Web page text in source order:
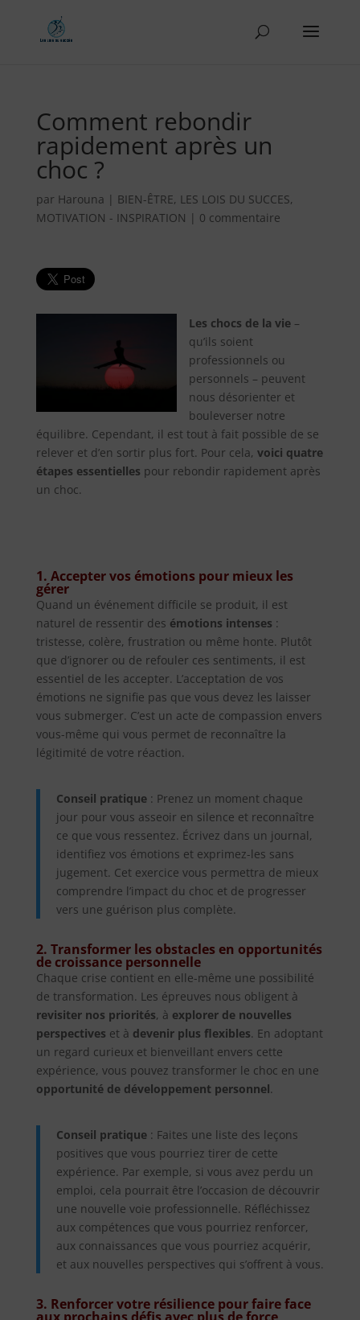
Comment rebondir
rapidement après un
choc ?
par Harouna | BIEN-ÊTRE, LES LOIS DU SUCCES,
MOTIVATION - INSPIRATION | 0 commentaire
Les chocs de la vie–
qu’ils soient
professionnels ou
personnels – peuvent
nous désorienter et
bouleverser notre
équilibre. Cependant, il est tout à fait possible de se
relever et d’en sortir plus fort. Pour cela, voici quatre
étapes essentielles pour rebondir rapidement après
un choc.
1. Accepter vos émotions pour mieux les
gérer
Quand un événement difficile se produit, il est
naturel de ressentir des émotions intenses :
tristesse, colère, frustration ou même honte. Plutôt
que d’ignorer ou de refouler ces sentiments, il est
essentiel de les accepter. L’acceptation de vos
émotions ne signifie pas que vous devez les laisser
vous submerger. C’est un acte de compassion envers
vous-même qui vous permet de reconnaître la
légitimité de votre réaction.
Conseil pratique: Prenez un moment chaque
jour pour vous asseoir en silence et reconnaître
ce que vous ressentez. Écrivez dans un journal,
identifiez vos émotions et exprimez-les sans
jugement. Cet exercice vous permettra de mieux
comprendre l’impact du choc et de progresser
vers une guérison plus complète.
2. Transformer les obstacles en opportunités
de croissance personnelle
Chaque crise contient en elle-même une possibilité
de transformation. Les épreuves nous obligent à
revisiter nos priorités, à explorer de nouvelles
perspectives et à devenir plus flexibles. En adoptant
un regard curieux et bienveillant envers cette
expérience, vous pouvez transformer le choc en une
opportunité de développement personnel.
Conseil pratique: Faites une liste des leçons
positives que vous pourriez tirer de cette
expérience. Par exemple, si vous avez perdu un
emploi, cela pourrait être l’occasion de découvrir
une nouvelle voie professionnelle. Réfléchissez
aux compétences que vous pourriez renforcer,
aux connaissances que vous pourriez acquérir,
et aux nouvelles perspectives qui s’offrent à vous.
3. Renforcer votre résilience pour faire face